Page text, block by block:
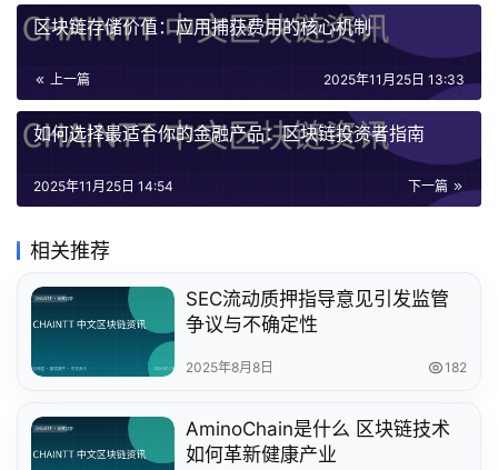
区块链存储价值：应用捕获费用的核心机制
上一篇 2025年11月25日 13:33
如何选择最适合你的金融产品：区块链投资者指南
下一篇
2025年11月25日 14:54
相关推荐
SEC流动质押指导意见引发监管
争议与不确定性
2025年8月8日 182
AminoChain是什么 区块链技术
如何革新健康产业